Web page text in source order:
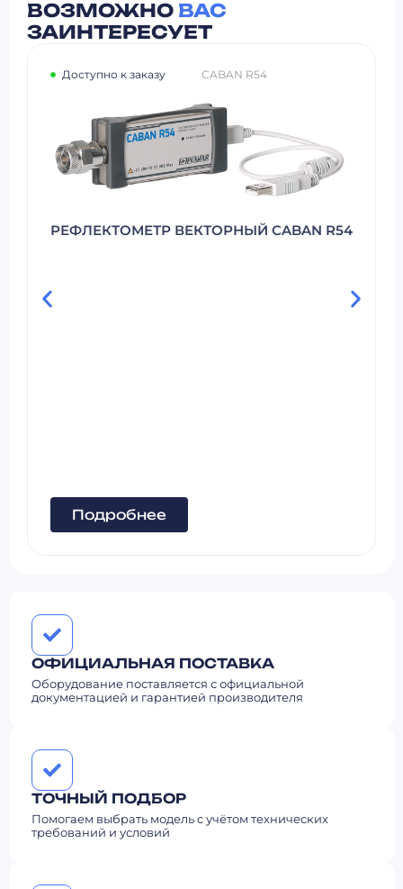
ОФИЦИАЛЬНАЯ ПОСТАВКА
Оборудование поставляется с официальной
документацией и гарантией производителя
ТОЧНЫЙ ПОДБОР
Помогаем выбрать модель с учётом технических
требований и условий
ВОЗМОЖНО ВАС
ЗАИНТЕРЕСУЕТ
R54
Доступно к заказу
Подробнее